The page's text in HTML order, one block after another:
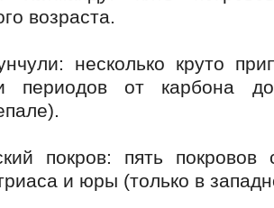
возраста.
несколько круто
периодов от карбона
покров: пять
и юры (только в